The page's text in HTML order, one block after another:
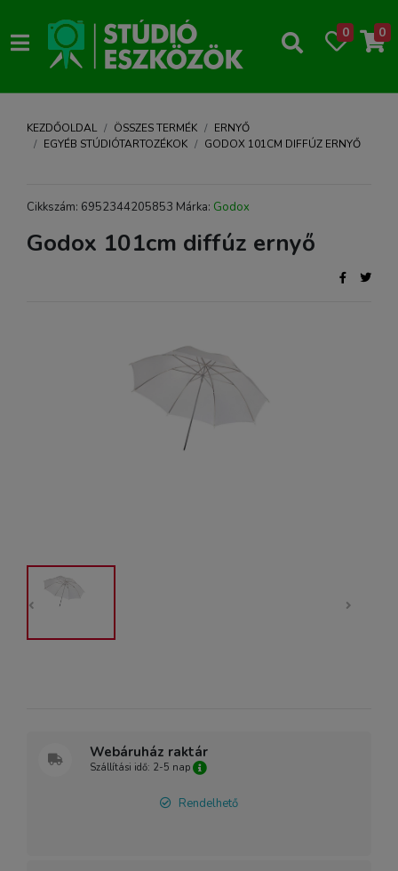
0 0
KEZDŐOLDAL ÖSSZES TERMÉK
ERNYŐ
EGYÉB STÚDIÓTARTOZÉKOK
GODOX 101CM DIFFÚZ ERNYŐ
Cikkszám: 6952344205853 Márka: Godox
Godox 101cm diffúz ernyő
Webáruház raktár
Szállítási idő: 2-5 nap
Rendelhető